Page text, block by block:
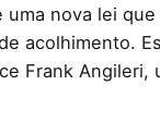
nova lei
acolhimento.
Frank